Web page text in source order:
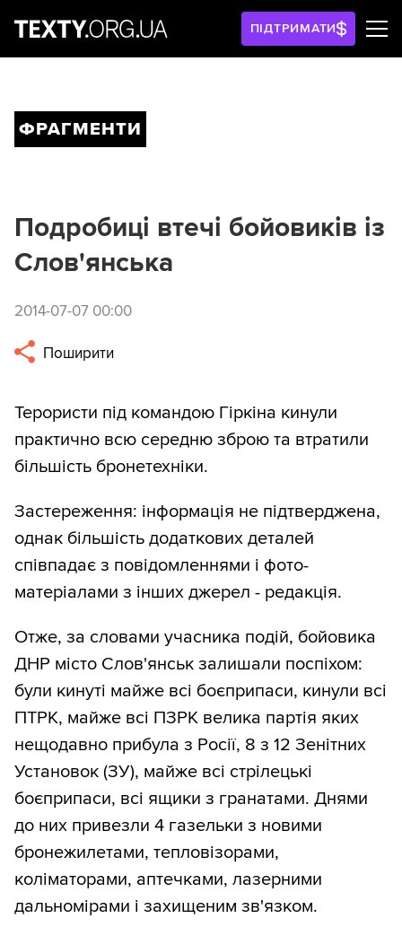
ПІДТРИМАТИ
ФРАГМЕНТИ
Подробиці втечі бойовиків із
Слов'янська
2014-07-07 00:00
Поширити
Терористи під командою Гіркіна кинули
практично всю середню зброю та втратили
більшість бронетехніки.
Застереження: інформація не підтверджена,
однак більшість додаткових деталей
співпадає з повідомленнями і фото-
матеріалами з інших джерел - редакція.
Отже, за словами учасника подій, бойовика
ДНР місто Слов'янськ залишали поспіхом:
були кинуті майже всі боєприпаси, кинули всі
ПТРК, майже всі ПЗРК велика партія яких
нещодавно прибула з Росії, 8 з 12 Зенітних
Установок (ЗУ), майже всі стрілецькі
боєприпаси, всі ящики з гранатами. Днями
до них привезли 4 газельки з новими
бронежилетами, тепловізорами,
коліматорами, аптечками, лазерними
дальномірами і захищеним зв'язком.